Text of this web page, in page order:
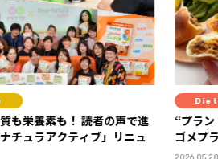
Diet
“プラントベースって実際どう？”を体験
ゴメプラントベース部レポート